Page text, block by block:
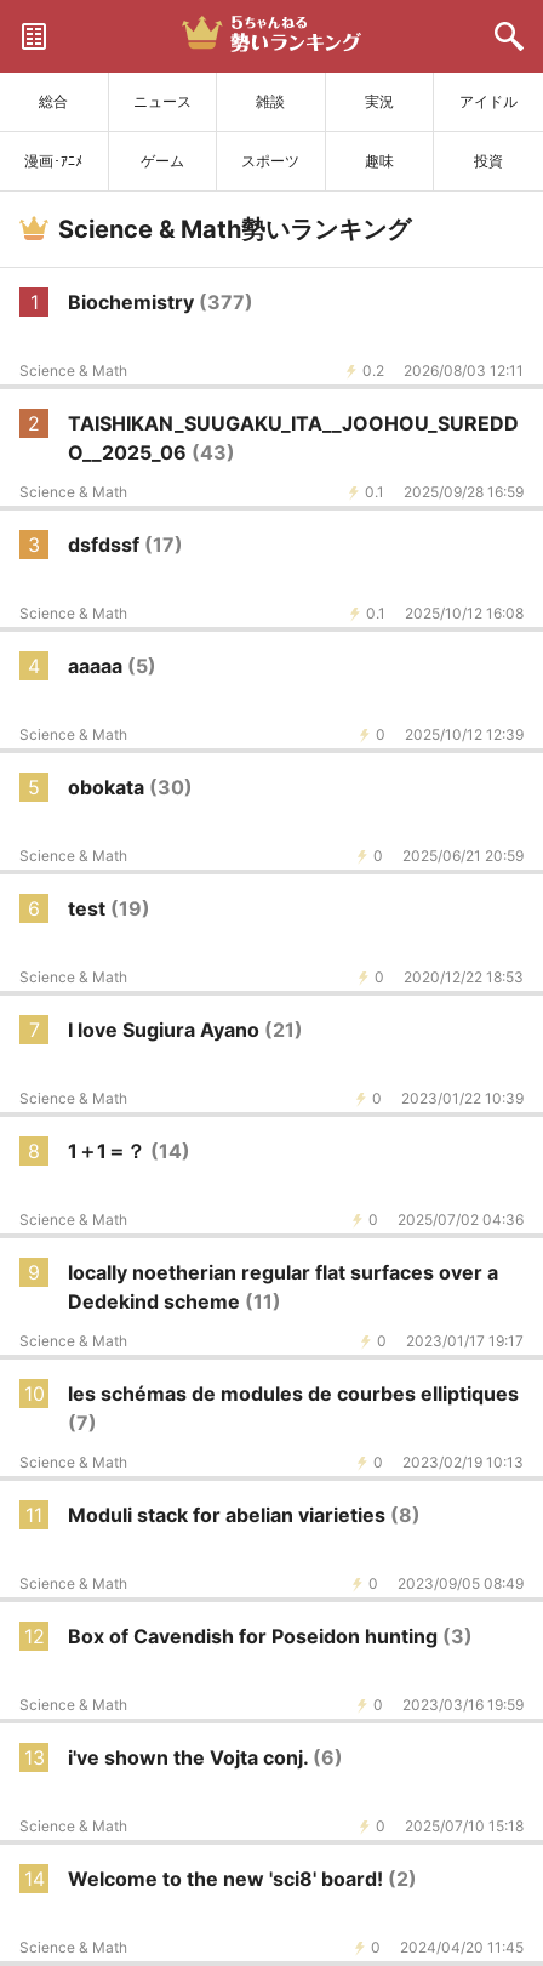
総合 ニュース 雑談 実況 アイドル
漫画･ｱﾆﾒ ゲーム スポーツ 趣味 投資
サイトを更新
Science & Math勢いランキング
1 Biochemistry (377)
0.2 2026/08/03 12:11
Science & Math
2
TAISHIKAN_SUUGAKU_ITA__JOOHOU_SUREDD
O__2025_06 (43)
0.1 2025/09/28 16:59
Science & Math
3 dsfdssf (17)
0.1 2025/10/12 16:08
Science & Math
4 aaaaa (5)
0 2025/10/12 12:39
Science & Math
5 obokata (30)
0 2025/06/21 20:59
Science & Math
6 test (19)
0 2020/12/22 18:53
Science & Math
7 I love Sugiura Ayano (21)
0 2023/01/22 10:39
Science & Math
8 1＋1＝？ (14)
0 2025/07/02 04:36
Science & Math
9
locally noetherian regular flat surfaces over a
Dedekind scheme (11)
0 2023/01/17 19:17
Science & Math
10
les schémas de modules de courbes elliptiques
(7)
0 2023/02/19 10:13
Science & Math
11 Moduli stack for abelian viarieties (8)
0 2023/09/05 08:49
Science & Math
12 Box of Cavendish for Poseidon hunting (3)
0 2023/03/16 19:59
Science & Math
13 i've shown the Vojta conj. (6)
0 2025/07/10 15:18
Science & Math
14 Welcome to the new 'sci8' board! (2)
0 2024/04/20 11:45
Science & Math